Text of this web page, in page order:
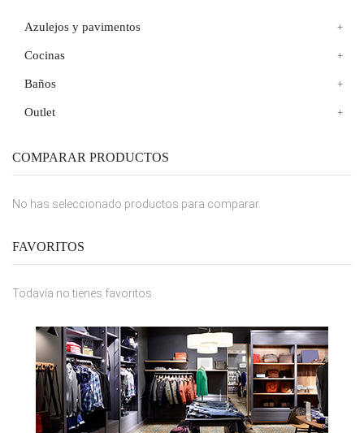
Azulejos y pavimentos
Cocinas
Baños
Outlet
COMPARAR PRODUCTOS
No has seleccionado productos para comparar.
FAVORITOS
Todavía no tienes favoritos.